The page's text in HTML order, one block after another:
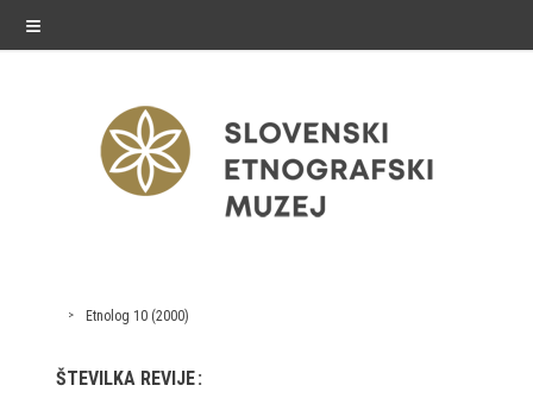
≡
razstave
Stalne razstave
Etnolog 10 (2000)
ŠTEVILKA REVIJE